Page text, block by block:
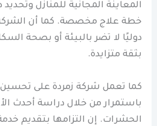
المعاينة المجانية للمنازل
خطة علاج مخصصة. كما أن
دوليًا لا تضر بالبيئة أو بصحة
بثقة متزايدة.
كما تعمل شركة زمردة على تحسين
باستمرار من خلال دراسة أحدث
الحشرات. إن التزامها بتقديم